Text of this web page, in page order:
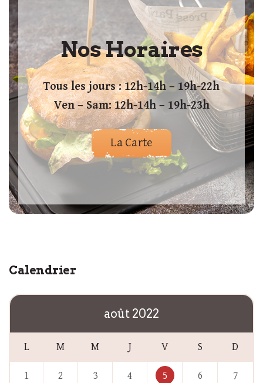
Nos Horaires
Tous les jours : 12h-14h – 19h-22h
Ven – Sam: 12h-14h – 19h-23h
La Carte
Calendrier
août 2022
L M M J V S D
1 2 3 4 5 6 7